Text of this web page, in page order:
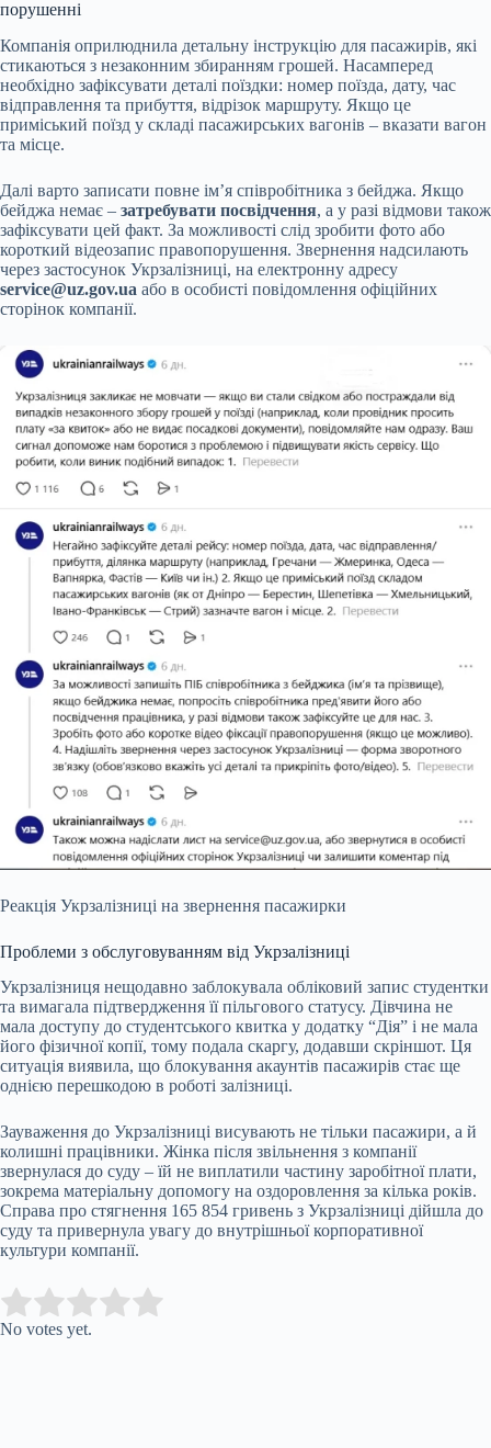
порушенні
Компанія оприлюднила детальну інструкцію для пасажирів, які
стикаються з незаконним збиранням грошей. Насамперед
необхідно зафіксувати деталі поїздки: номер поїзда, дату, час
відправлення та прибуття, відрізок маршруту. Якщо це
приміський поїзд у складі пасажирських вагонів – вказати вагон
та місце.
Далі варто записати повне ім’я співробітника з бейджа. Якщо
бейджа немає – затребувати посвідчення, а у разі відмови також
зафіксувати цей факт. За можливості слід зробити фото або
короткий відеозапис правопорушення. Звернення надсилають
через застосунок Укрзалізниці, на електронну адресу
service@uz.gov.ua або в особисті повідомлення офіційних
сторінок компанії.
Реакція Укрзалізниці на звернення пасажирки
Проблеми з обслуговуванням від Укрзалізниці
Укрзалізниця нещодавно заблокувала обліковий запис студентки
та вимагала підтвердження її пільгового статусу. Дівчина не
мала доступу до студентського квитка у додатку “Дія” і не мала
його фізичної копії, тому подала скаргу, додавши скріншот. Ця
ситуація виявила, що блокування акаунтів пасажирів стає ще
однією перешкодою в роботі залізниці.
Зауваження до Укрзалізниці висувають не тільки пасажири, а й
колишні працівники. Жінка після звільнення з компанії
звернулася до суду – їй не виплатили частину заробітної плати,
зокрема матеріальну допомогу на оздоровлення за кілька років.
Справа про стягнення 165 854 гривень з Укрзалізниці дійшла до
суду та привернула увагу до внутрішньої корпоративної
культури компанії.
Rate this item:
No votes yet.